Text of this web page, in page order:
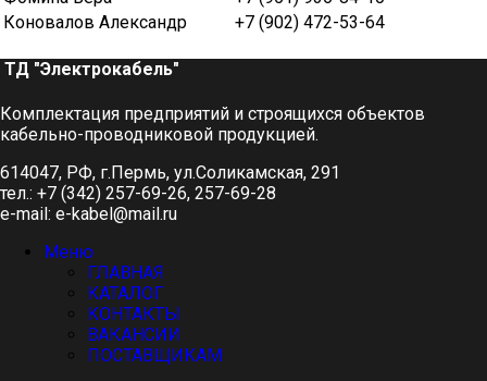
Коновалов Александр
+7 (902) 472-53-64
ТД "Электрокабель"​
Комплектация предприятий и строящихся объектов
кабельно-проводниковой продукцией.
614047, РФ, г.Пермь, ул.Соликамская, 291
тел.: +7 (342) 257-69-26, 257-69-28
e-mail: e-kabel@mail.ru
Меню
ГЛАВНАЯ
КАТАЛОГ
КОНТАКТЫ
ВАКАНСИИ
ПОСТАВЩИКАМ